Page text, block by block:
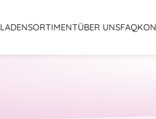
LADENSORTIMENTÜBER UNSFAQ